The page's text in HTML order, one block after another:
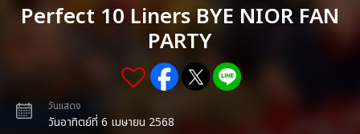
Perfect 10 Liners BYE NIOR FAN
PARTY
วันแสดง
วันอาทิตย์ที่ 6 เมษายน 2568